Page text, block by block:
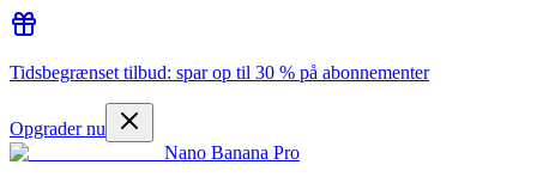
Tidsbegrænset tilbud: spar op til 30 % på abonnementer
Opgrader nu
Nano Banana Pro